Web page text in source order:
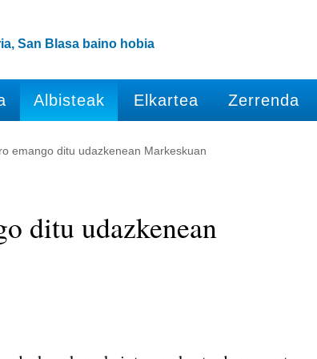
San Blasa baino hobia
Albisteak Elkartea Zerrenda
emango ditu udazkenean Markeskuan
ditu udazkenean